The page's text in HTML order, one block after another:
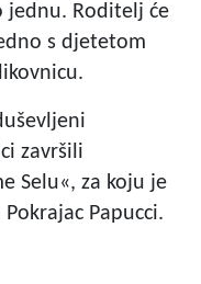
jednu. Roditelj će
s djetetom
završili
Selu«, za koju je
Papucci.